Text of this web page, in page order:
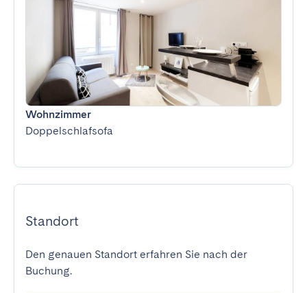
Wohnzimmer
Doppelschlafsofa
Standort
Den genauen Standort erfahren Sie nach der
Buchung.